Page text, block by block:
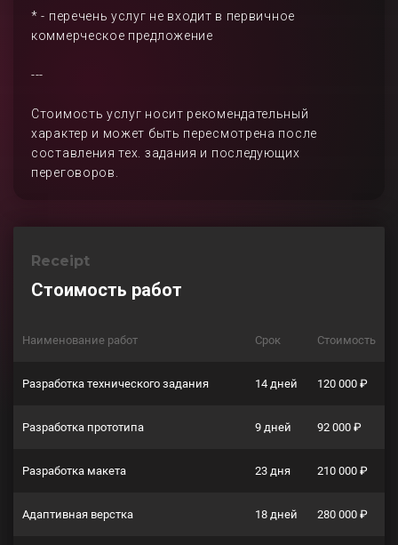
* - перечень услуг не входит в первичное
коммерческое предложение
---
Стоимость услуг носит рекомендательный
характер и может быть пересмотрена после
составления тех. задания и последующих
переговоров.
Receipt
Стоимость работ
Наименование работ Срок Стоимость
Разработка технического задания 14 дней 120 000 ₽
Разработка прототипа 9 дней 92 000 ₽
Разработка макета 23 дня 210 000 ₽
Адаптивная верстка 18 дней 280 000 ₽